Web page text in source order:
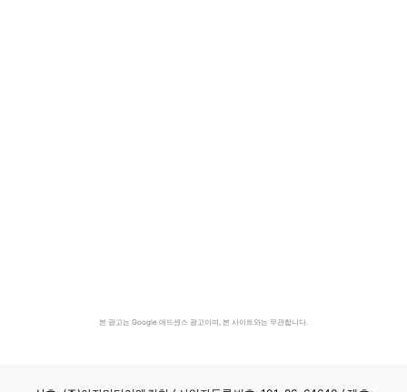
본 광고는 Google 애드센스 광고이며, 본 사이트와는 무관합니다.